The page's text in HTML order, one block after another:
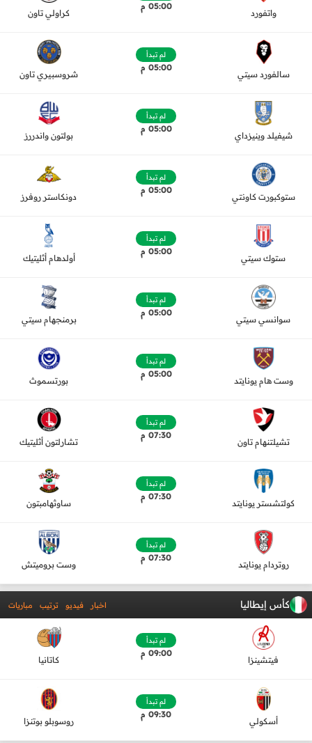
واتفورد
05:00 م
كراولي تاون
سالفورد سيتي
لم تبدأ
05:00 م
شروسبيري تاون
شيفيلد وينيزداي
لم تبدأ
05:00 م
بولتون واندررز
ستوكبورت كاونتي
لم تبدأ
05:00 م
دونكاستر روفرز
ستوك سيتي
لم تبدأ
05:00 م
أولدهام أثليتيك
سوانسي سيتي
لم تبدأ
05:00 م
برمنجهام سيتي
وست هام يونايتد
لم تبدأ
05:00 م
بورتسموث
تشيلتنهام تاون
لم تبدأ
07:30 م
تشارلتون أثليتيك
كولتشستر يونايتد
لم تبدأ
07:30 م
ساوثهامبتون
روتردام يونايتد
لم تبدأ
07:30 م
وست بروميتش
كأس إيطاليا اخبار فيديو ترتيب مباريات
فيتشينزا
لم تبدأ
09:00 م
كاتانيا
أسكولي
لم تبدأ
09:30 م
روسوبلو بوتنزا